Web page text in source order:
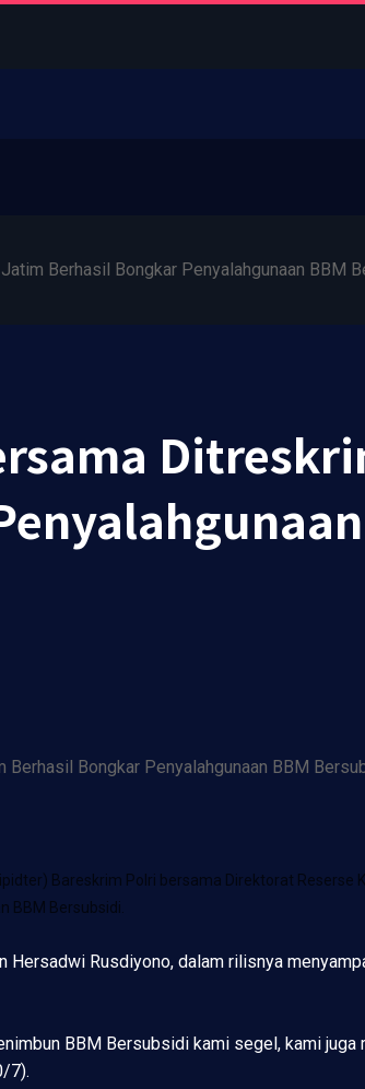
Berhasil Bongkar Penyalahgunaan BBM
Bareskrim Polri bersama Direktorat
BBM Bersubsidi.
Rusdiyono, dalam rilisnya
BBM Bersubsidi kami segel, kami
7).